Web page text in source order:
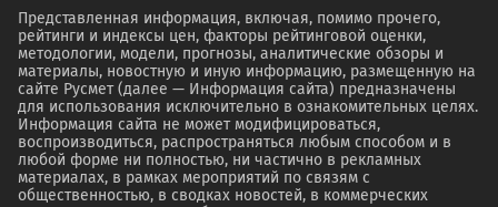
Представленная информация, включая, помимо прочего,
рейтинги и индексы цен, факторы рейтинговой оценки,
методологии, модели, прогнозы, аналитические обзоры и
материалы, новостную и иную информацию, размещенную на
сайте Русмет (далее — Информация сайта) предназначены
для использования исключительно в ознакомительных целях.
Информация сайта не может модифицироваться,
воспроизводиться, распространяться любым способом и в
любой форме ни полностью, ни частично в рекламных
материалах, в рамках мероприятий по связям с
общественностью, в сводках новостей, в коммерческих